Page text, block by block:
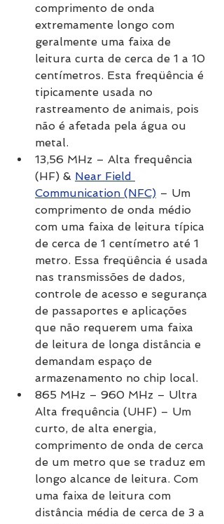
comprimento de onda
extremamente longo com
geralmente uma faixa de
leitura curta de cerca de 1 a 10
centímetros. Esta freqüência é
tipicamente usada no
rastreamento de animais, pois
não é afetada pela água ou
metal.
13,56 MHz – Alta frequência
(HF) & Near Field
Communication (NFC) – Um
comprimento de onda médio
com uma faixa de leitura típica
de cerca de 1 centímetro até 1
metro. Essa freqüência é usada
nas transmissões de dados,
controle de acesso e segurança
de passaportes e aplicações
que não requerem uma faixa
de leitura de longa distância e
demandam espaço de
armazenamento no chip local.
865 MHz – 960 MHz – Ultra
Alta frequência (UHF) – Um
curto, de alta energia,
comprimento de onda de cerca
de um metro que se traduz em
longo alcance de leitura. Com
uma faixa de leitura com
distância média de cerca de 3 a